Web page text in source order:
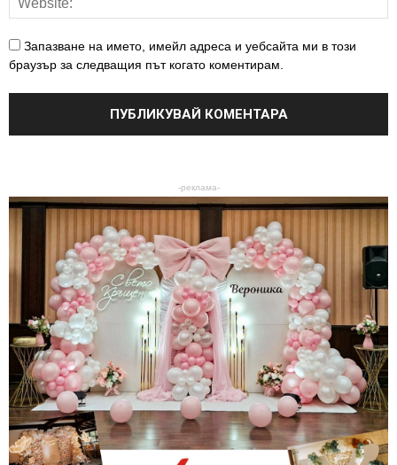
Запазване на името, имейл адреса и уебсайта ми в този
браузър за следващия път когато коментирам.
-реклама-